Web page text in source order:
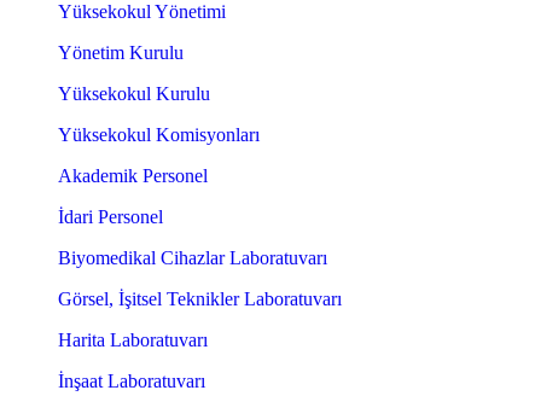
Yüksekokul Yönetimi
Yönetim Kurulu
Yüksekokul Kurulu
Yüksekokul Komisyonları
Akademik Personel
İdari Personel
Biyomedikal Cihazlar Laboratuvarı
Görsel, İşitsel Teknikler Laboratuvarı
Harita Laboratuvarı
İnşaat Laboratuvarı